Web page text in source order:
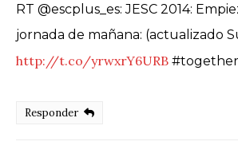
RT @escplus_es: JESC 2014:
jornada de mañana: (actualizado
http://t.co/yrwxrY6URB
Responder